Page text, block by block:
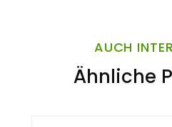
AUCH
Ähnliche